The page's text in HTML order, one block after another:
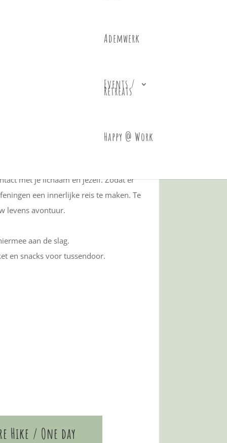
Ademwerk
Events /
Retreats
Happy @ Work
met je lichaam en jezelf. Zodat er
een innerlijke reis te maken. Te
levens avontuur.
aan de slag.
en snacks voor tussendoor.
Hike / One day